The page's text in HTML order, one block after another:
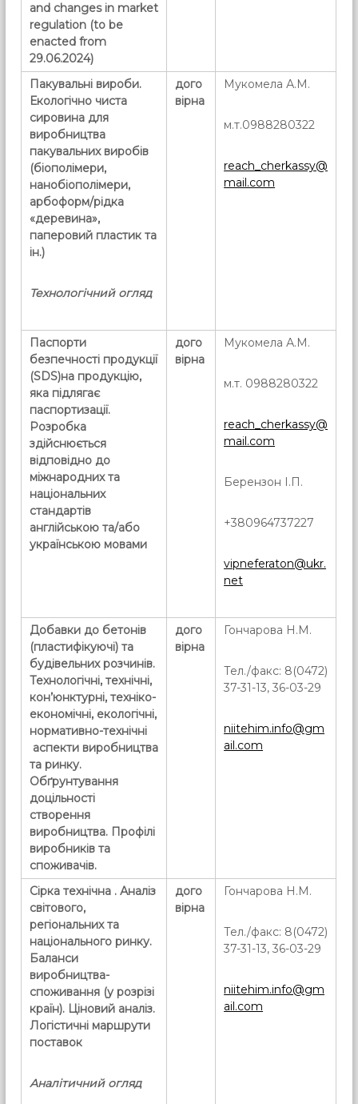
and changes in market
regulation (to be
enacted from
29.06.2024)
Пакувальні вироби.
Екологічно чиста
сировина для
виробництва
пакувальних виробів
(біополімери,
нанобіополімери,
арбоформ/рідка
«деревина»,
паперовий пластик та
ін.)
Технологічний огляд
дого
вірна
Мукомела А.М.
м.т.0988280322
reach_cherkassy@
mail.com
Паспорти
безпечності продукції
(SDS)на продукцію,
яка підлягає
паспортизації.
Розробка
здійснюється
відповідно до
міжнародних та
національних
стандартів
англійською та/або
українською мовами
дого
вірна
Мукомела А.М.
м.т. 0988280322
reach_cherkassy@
mail.com
Берензон І.П.
+380964737227
vipneferaton@ukr.
net
Добавки до бетонів
(пластифікуючі) та
будівельних розчинів.
Технологічні, технічні,
кон’юнктурні, техніко-
економічні, екологічні,
нормативно-технічні
аспекти виробництва
та ринку.
Обґрунтування
доцільності
створення
виробництва. Профілі
виробників та
споживачів.
дого
вірна
Гончарова Н.М.
Тел./факс: 8(0472)
37-31-13, 36-03-29
niitehim.info@gm
ail.com
Сірка технічна . Аналіз
світового,
регіональних та
національного ринку.
Баланси
виробництва-
споживання (у розрізі
країн). Ціновий аналіз.
Логістичні маршрути
поставок
Аналітичний огляд
дого
вірна
Гончарова Н.М.
Тел./факс: 8(0472)
37-31-13, 36-03-29
niitehim.info@gm
ail.com